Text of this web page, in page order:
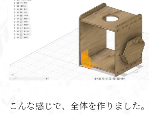
こんな感じで、全体を作りました